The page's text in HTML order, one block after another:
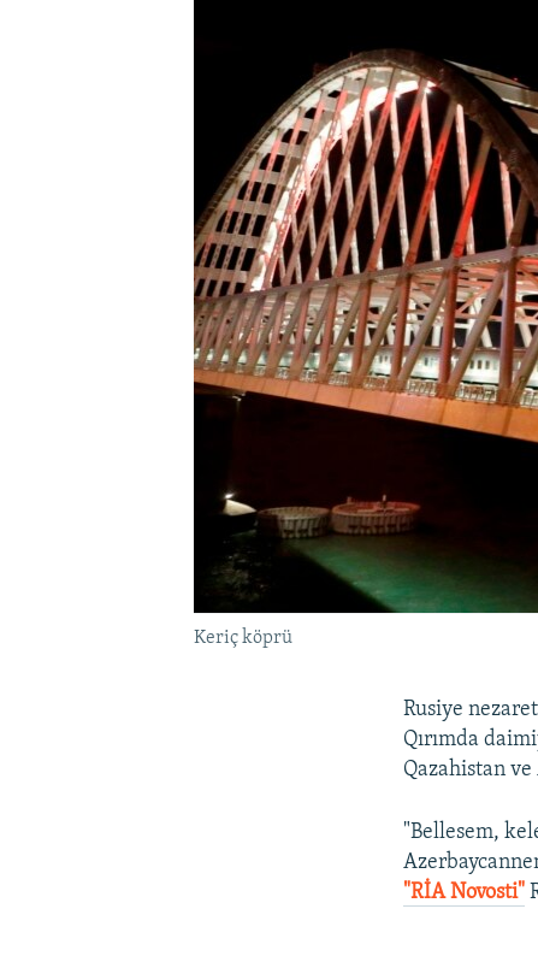
Keriç köprü
Rusiye
Qırımda
Qazahistan
"Bellesem,
"RİA Novosti"